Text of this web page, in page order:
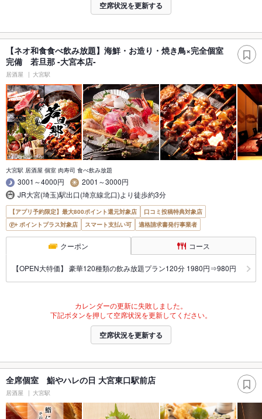
空席状況を更新する
【ネオ和食食べ飲み放題】海鮮・お造り・焼き鳥×完全個室
完備 若旦那 -大宮本店-
居酒屋 大宮駅
大宮駅 居酒屋 個室 肉寿司 食べ飲み放題
3001～4000円
2001～3000円
JR大宮(埼玉)駅出口(埼京線北口)より徒歩約3分
【アプリ予約限定】最大800ポイント還元対象店
口コミ投稿特典対象店
ポイントプラス対象店
スマート支払い可 適格請求書発行事業者
クーポン コース
【OPEN大特価】 豪華120種類の飲み放題プラン120分 1980円⇒980円
カレンダーの更新に失敗しました。
下記ボタンを押して空席状況を更新してください。
空席状況を更新する
全席個室 鮨やハレの日 大宮東口駅前店
居酒屋 大宮駅